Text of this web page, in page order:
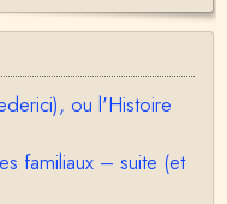
le manuscrit d'Al
cité ?
à votre blog, je vi
qui m’a be…
ou l'Histoire
familiaux – suite (et